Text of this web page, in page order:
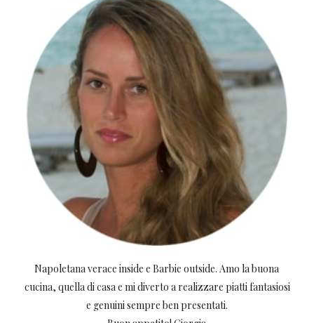
Napoletana verace inside e Barbie outside. Amo la buona
cucina, quella di casa e mi diverto a realizzare piatti fantasiosi
e genuini sempre ben presentati.